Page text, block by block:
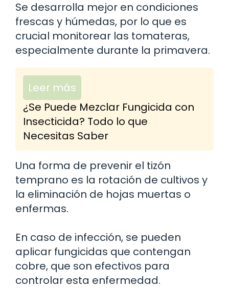
Se desarrolla mejor en condiciones
frescas y húmedas, por lo que es
crucial monitorear las tomateras,
especialmente durante la primavera.
Leer más
¿Se Puede Mezclar Fungicida con
Insecticida? Todo lo que
Necesitas Saber
Una forma de prevenir el tizón
temprano es la rotación de cultivos y
la eliminación de hojas muertas o
enfermas.
En caso de infección, se pueden
aplicar fungicidas que contengan
cobre, que son efectivos para
controlar esta enfermedad.